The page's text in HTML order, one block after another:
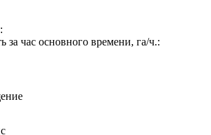
за час основного времени, га/ч.: